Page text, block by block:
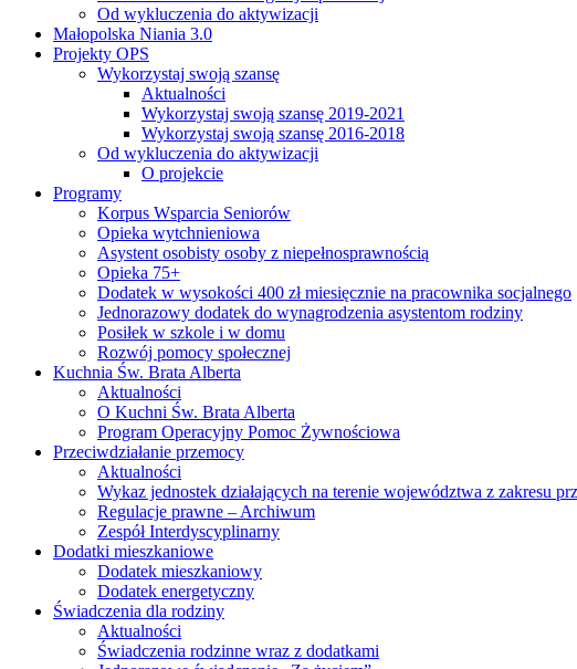
Od wykluczenia do aktywizacji
Małopolska Niania 3.0
Projekty OPS
Wykorzystaj swoją szansę
Aktualności
Wykorzystaj swoją szansę 2019-2021
Wykorzystaj swoją szansę 2016-2018
Od wykluczenia do aktywizacji
O projekcie
Programy
Korpus Wsparcia Seniorów
Opieka wytchnieniowa
Asystent osobisty osoby z niepełnosprawnością
Opieka 75+
Dodatek w wysokości 400 zł miesięcznie na pracownika socjalnego
Jednorazowy dodatek do wynagrodzenia asystentom rodziny
Posiłek w szkole i w domu
Rozwój pomocy społecznej
Kuchnia Św. Brata Alberta
Aktualności
O Kuchni Św. Brata Alberta
Program Operacyjny Pomoc Żywnościowa
Przeciwdziałanie przemocy
Aktualności
Wykaz jednostek działających na terenie województwa z zakresu
Regulacje prawne – Archiwum
Zespół Interdyscyplinarny
Dodatki mieszkaniowe
Dodatek mieszkaniowy
Dodatek energetyczny
Świadczenia dla rodziny
Aktualności
Świadczenia rodzinne wraz z dodatkami